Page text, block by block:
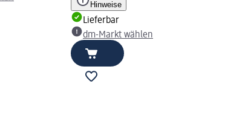
Hinweise
Lieferbar
dm-Markt wählen